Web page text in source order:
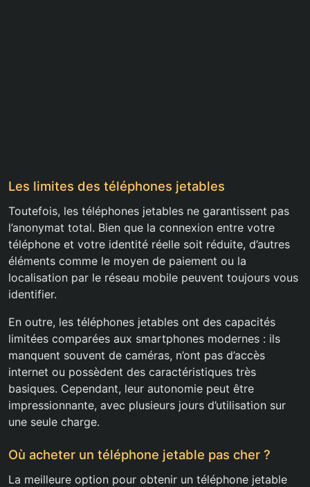
Les limites des téléphones jetables
Toutefois, les téléphones jetables ne garantissent pas
l’anonymat total. Bien que la connexion entre votre
téléphone et votre identité réelle soit réduite, d’autres
éléments comme le moyen de paiement ou la
localisation par le réseau mobile peuvent toujours vous
identifier.
En outre, les téléphones jetables ont des capacités
limitées comparées aux smartphones modernes : ils
manquent souvent de caméras, n’ont pas d’accès
internet ou possèdent des caractéristiques très
basiques. Cependant, leur autonomie peut être
impressionnante, avec plusieurs jours d’utilisation sur
une seule charge.
Où acheter un téléphone jetable pas cher ?
La meilleure option pour obtenir un téléphone jetable